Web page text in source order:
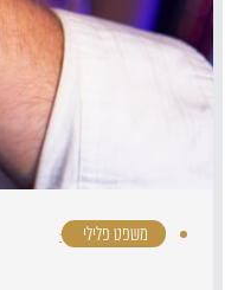
משפט פלילי ·